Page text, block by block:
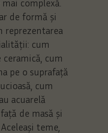
complexă.
de formă și
reprezentarea
cum
cum
pe o suprafață
cum
acuarelă
de masă și
teme,